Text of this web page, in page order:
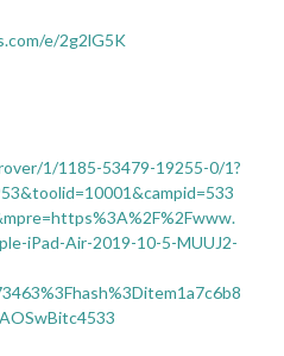
e/2g2lG5K
1/1185-53479-19255-0/1?
iPad-Air-2019-10-5-MUUJ2-